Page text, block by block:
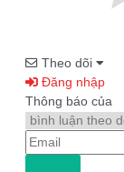
Theo dõi
Đăng nhập
Thông báo của